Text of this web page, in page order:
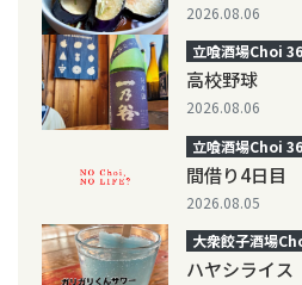
2026.08.06
立喰酒場Choi
高校野球
2026.08.06
立喰酒場Choi
間借り4日目
2026.08.05
大衆餃子酒場
ハヤシライス